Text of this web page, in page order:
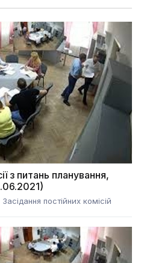
з питань планування,
Засідання постійних комісій